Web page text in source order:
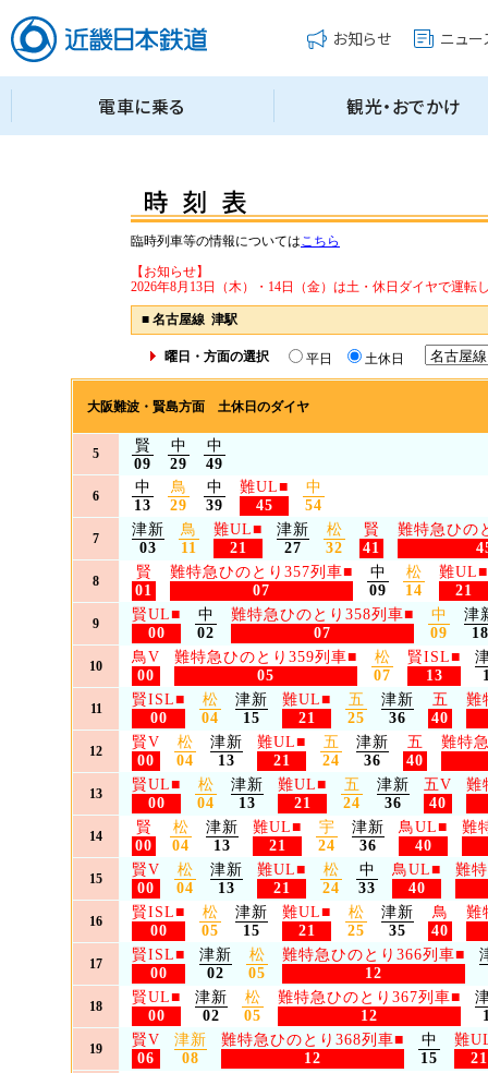
臨時列車等の情報についてはこちら
【お知らせ】
2026年8月13日（木）・14日（金）は土・休日ダイヤで運転
■ 名古屋線 津駅
曜日・方面の選択 平日 土休日
大阪難波・賢島方面 土休日のダイヤ
5
賢
09
中
29
中
49
6
中
13
鳥
29
中
39
難UL■
45
中
54
7
津新
03
鳥
11
難UL■
21
津新
27
松
32
賢
41
難特急ひの
8
賢
01
難特急ひのとり357列車■
07
中
09
松
14
難UL■
21
9
賢UL■
00
中
02
難特急ひのとり358列車■
07
中
09
津
18
10
鳥V
00
難特急ひのとり359列車■
05
松
07
賢ISL■
13
11
賢ISL■
00
松
04
津新
15
難UL■
21
五
25
津新
36
五
40
難
12
賢V
00
松
04
津新
13
難UL■
21
五
24
津新
36
五
40
難特
13
賢UL■
00
松
04
津新
13
難UL■
21
五
24
津新
36
五V
40
難
14
賢
00
松
04
津新
13
難UL■
21
宇
24
津新
36
鳥UL■
40
難
15
賢V
00
松
04
津新
13
難UL■
21
松
24
中
33
鳥UL■
40
難
16
賢ISL■
00
松
05
津新
15
難UL■
21
松
25
津新
35
鳥
40
難
17
賢ISL■
00
津新
02
松
05
難特急ひのとり366列車■
12
18
賢UL■
00
津新
02
松
05
難特急ひのとり367列車■
12
19
賢V
06
津新
08
難特急ひのとり368列車■
12
中
15
難
21